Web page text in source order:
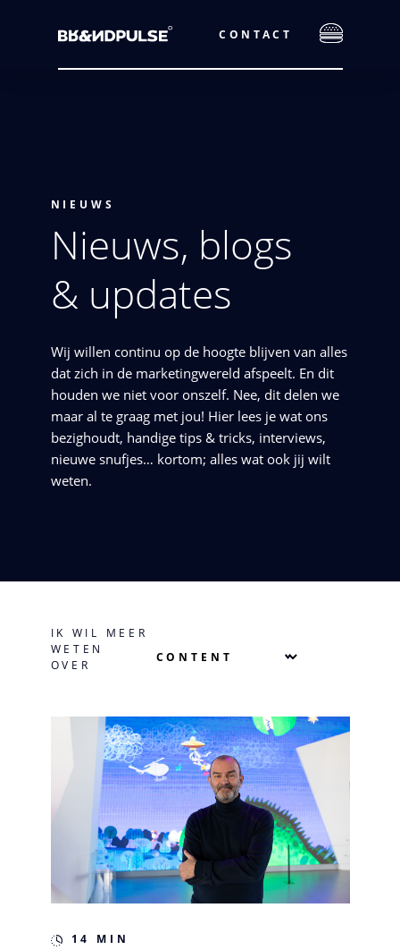
CONTACT
NIEUWS
Nieuws, blogs
& updates
Wij willen continu op de hoogte blijven van alles
dat zich in de marketingwereld afspeelt. En dit
houden we niet voor onszelf. Nee, dit delen we
maar al te graag met jou! Hier lees je wat ons
bezighoudt, handige tips & tricks, interviews,
nieuwe snufjes… kortom; alles wat ook jij wilt
weten.
IK WIL MEER
WETEN
OVER
14 MIN